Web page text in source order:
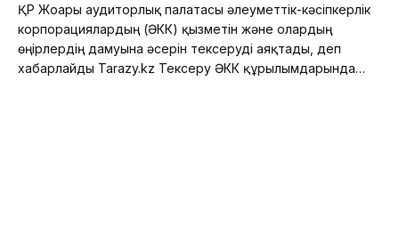
ҚР Жоғары аудиторлық палатасы әлеуметтік-кәсіпкерлік
корпорациялардың (ӘКК) қызметін және олардың
өңірлердің дамуына әсерін тексеруді аяқтады, деп
хабарлайды Tarazy.kz Тексеру ӘКК құрылымдарында…